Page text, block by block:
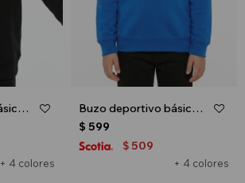
Buzo deportivo básico escote redondo - UNISEX - Negro
+ 4 colores
Buzo deportivo básico escote redondo - UNISEX - Azul oscuro
+ 4 colores
$ 599
$ 509